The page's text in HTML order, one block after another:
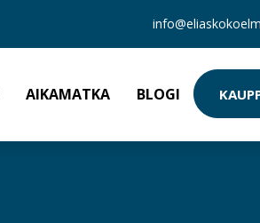
AIKAMATKA BLOGI